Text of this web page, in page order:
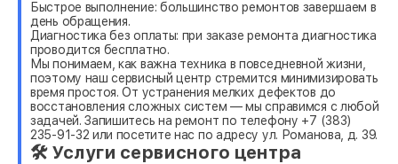
Быстрое выполнение: большинство ремонтов завершаем в
день обращения.
Диагностика без оплаты: при заказе ремонта диагностика
проводится бесплатно.
Мы понимаем, как важна техника в повседневной жизни,
поэтому наш сервисный центр стремится минимизировать
время простоя. От устранения мелких дефектов до
восстановления сложных систем — мы справимся с любой
задачей. Запишитесь на ремонт по телефону +7 (383)
235-91-32 или посетите нас по адресу ул. Романова, д. 39.
🛠 Услуги сервисного центра